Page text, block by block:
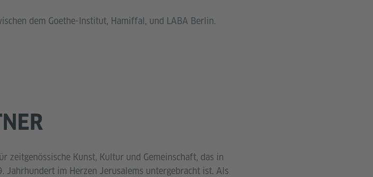
dem Goethe-Institut, Hamiffal, und LABA Berlin.
zeitgenössische Kunst, Kultur und Gemeinschaft, das in
Jahrhundert im Herzen Jerusalems untergebracht ist. Als